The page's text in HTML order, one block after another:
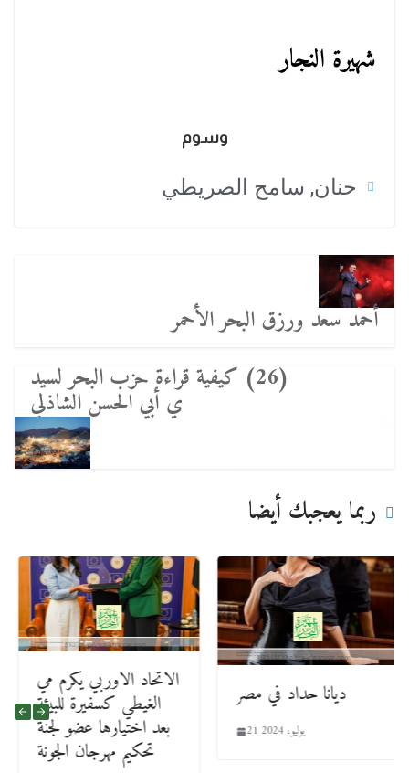
شهيرة النجار
وسوم
حنان, سامح الصريطي
أحمد سعد ورزق البحر الأحمر
(26) كيفية قراءة حزب البحر لسيد
ي أبي الحسن الشاذلي
ربما يعجبك أيضا
الاتحاد الاوربي يكرم مي
الغيطي كسفيرة للبيئة
بعد اختيارها عضو لجنة
تحكيم مهرجان الجونة
ديانا حداد في مصر
21 يوليو، 2024